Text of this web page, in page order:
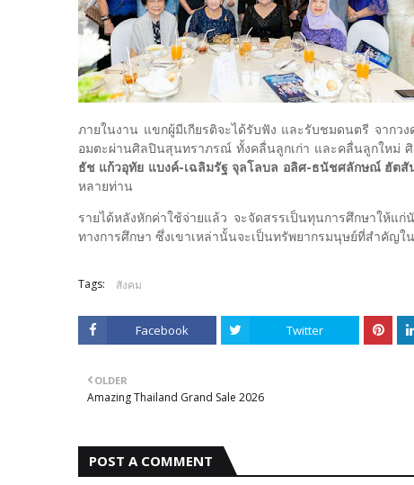
ภายในงาน แขกผู้มีเกียรติจะได้รับฟัง และรับชมดนตรี จากว
อมตะผ่านศิลปินสุนทราภรณ์ ทั้งคลื่นลูกเก่า และคลื่นลูกใหม่
ธัช แก้วอุทัย แบงค์-เฉลิมรัฐ จุลโลบล อลิศ-ธนัชศลักษณ์ ฮัต
หลายท่าน
รายได้หลังหักค่าใช้จ่ายแล้ว จะจัดสรรเป็นทุนการศึกษาใ
ทางการศึกษา ซึ่งเขาเหล่านั้นจะเป็นทรัพยากรมนุษย์ที่สําคัญ
Tags: สังคม
Facebook Twitter
OLDER
Amazing Thailand Grand Sale 2026
POST A COMMENT